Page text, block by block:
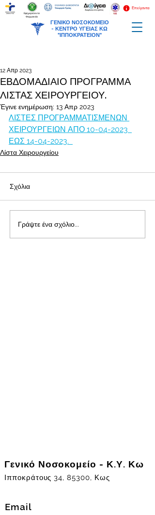
ΓΕΝΙΚΟ ΝΟΣΟΚΟΜΕΙΟ
- ΚΕΝΤΡΟ ΥΓΕΙΑΣ ΚΩ
"ΙΠΠΟΚΡΑΤΕΙΟΝ"
Επείγοντα
Εφημερεύοντα
Φαρμακεία
ΕΒΔΟΜΑΔΙΑΙΟ ΠΡΟΓΡΑΜΜΑ
ΛΙΣΤΑΣ ΧΕΙΡΟΥΡΓΕΙΟΥ.
12 Απρ 2023
Έγινε ενημέρωση: 13 Απρ 2023
ΛΙΣΤΕΣ ΠΡΟΓΡΑΜΜΑΤΙΣΜΕΝΩΝ
ΧΕΙΡΟΥΡΓΕΙΩΝ ΑΠΟ 10-04-2023
ΕΩΣ 14-04-2023.
Λίστα Χειρουργείου
Σχόλια
Γράψτε ένα σχόλιο...
Γενικό Νοσοκομείο - Κ.Υ. Κω
Ιπποκράτους 34, 85300, Κως
Email